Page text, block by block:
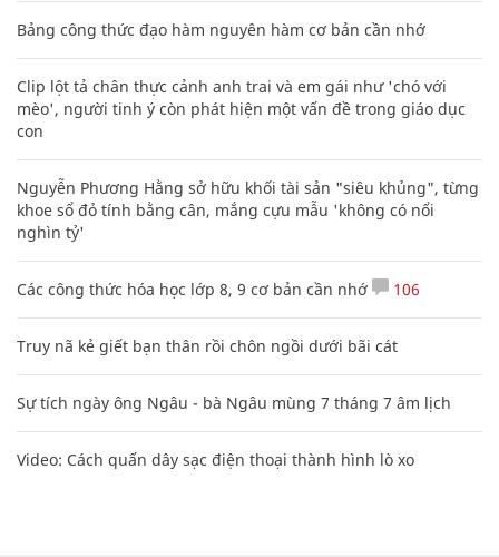
Bảng công thức đạo hàm nguyên hàm cơ bản cần nhớ
Clip lột tả chân thực cảnh anh trai và em gái như 'chó với
mèo', người tinh ý còn phát hiện một vấn đề trong giáo dục
con
Nguyễn Phương Hằng sở hữu khối tài sản "siêu khủng", từng
khoe sổ đỏ tính bằng cân, mắng cựu mẫu 'không có nổi
nghìn tỷ'
Các công thức hóa học lớp 8, 9 cơ bản cần nhớ 106
Truy nã kẻ giết bạn thân rồi chôn ngồi dưới bãi cát
Sự tích ngày ông Ngâu - bà Ngâu mùng 7 tháng 7 âm lịch
Video: Cách quấn dây sạc điện thoại thành hình lò xo